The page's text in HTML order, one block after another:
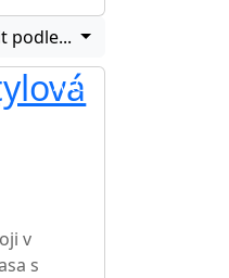
podle...
AKCE
v
s